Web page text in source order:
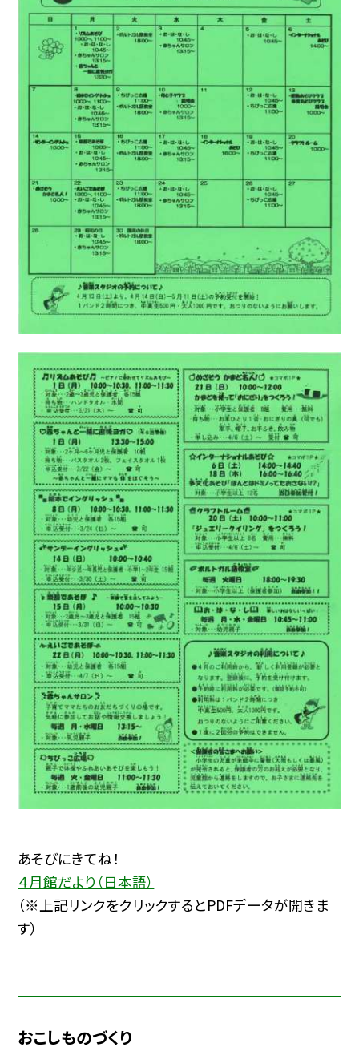
あそびにきてね！
４月館だより（日本語）
（※上記リンクをクリックするとPDFデータが開きま
す）
おこしものづくり